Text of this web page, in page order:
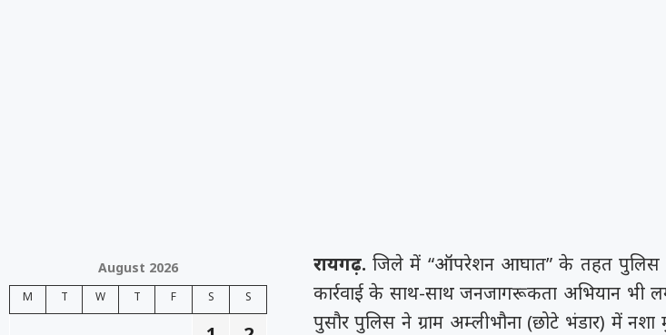
रायगढ़. जिले में “ऑपरेशन आघात” के तहत पुलिस
कार्रवाई के साथ-साथ जनजागरूकता अभियान भी
पुसौर पुलिस ने ग्राम अम्लीभौना (छोटे भंडार) में
August 2026
M T W T F S S